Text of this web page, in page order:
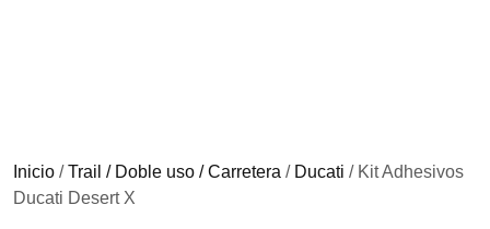
Inicio /Trail / Doble uso / Carretera / Ducati / Kit Adhesivos
Ducati Desert X